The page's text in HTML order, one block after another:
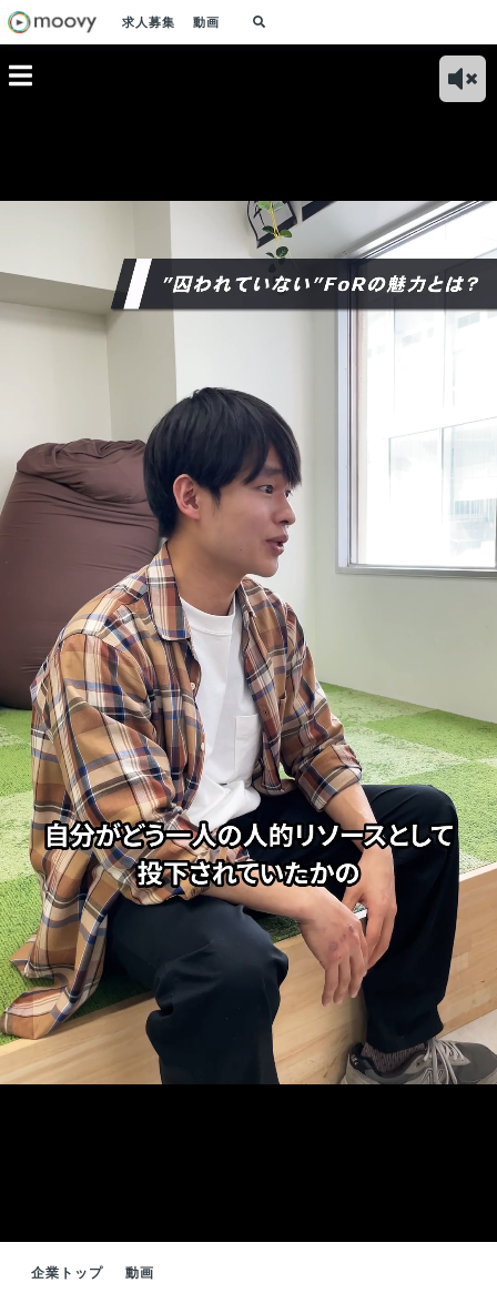
求人募集 動画
「ONEcosme」でコ
スメの研究に出かけ
ることも！？
で使われるメディア
度！
企業トップ 動画